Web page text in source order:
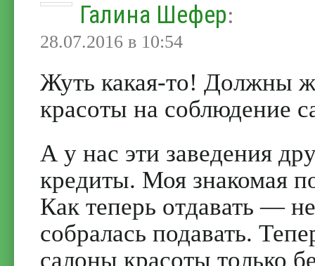
Галина Шефер:
28.07.2016 в 10:54
Жуть какая-то! Должны
красоты на соблюдение
А у нас эти заведения
кредиты. Моя знакомая
Как теперь отдавать —
собралась подавать.
салоны красоты только